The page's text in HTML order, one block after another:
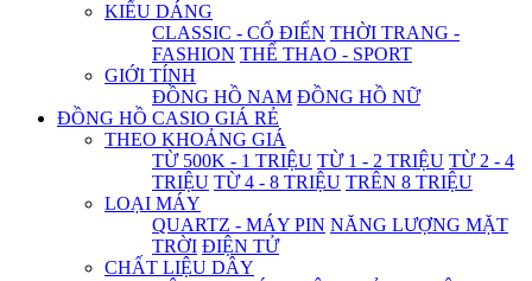
KIỂU DÁNG
CLASSIC - CỔ ĐIỂN THỜI TRANG -
FASHION THỂ THAO - SPORT
GIỚI TÍNH
ĐỒNG HỒ NAM ĐỒNG HỒ NỮ
ĐỒNG HỒ CASIO GIÁ RẺ
THEO KHOẢNG GIÁ
TỪ 500K - 1 TRIỆU TỪ 1 - 2 TRIỆU TỪ 2 - 4
TRIỆU TỪ 4 - 8 TRIỆU TRÊN 8 TRIỆU
LOẠI MÁY
QUARTZ - MÁY PIN NĂNG LƯỢNG MẶT
TRỜI ĐIỆN TỬ
CHẤT LIỆU DÂY